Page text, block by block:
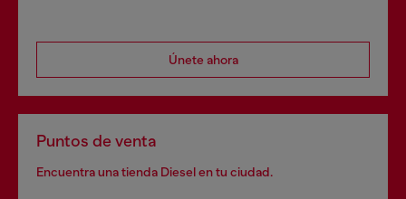
Únete ahora
Puntos de venta
Encuentra una tienda Diesel en tu ciudad.